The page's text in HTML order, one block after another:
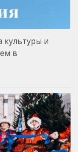
культуры и
в